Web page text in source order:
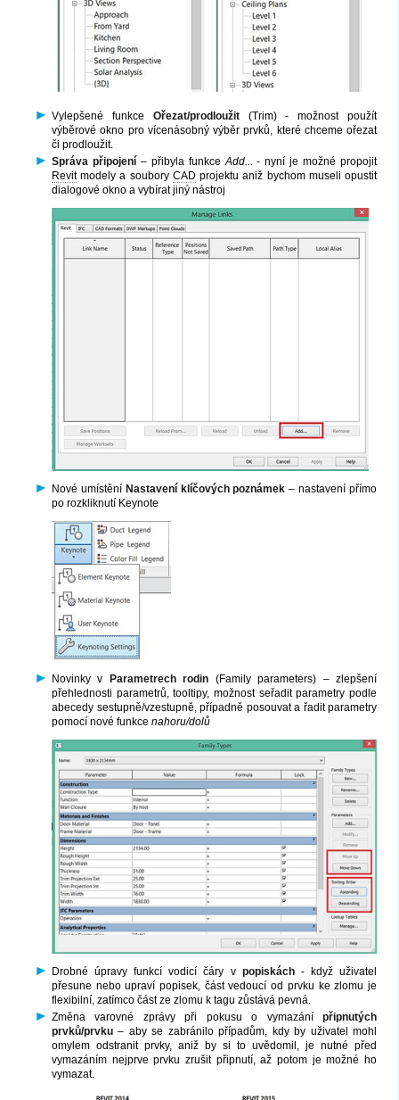
Vylepšené funkce Ořezat/prodloužit(Trim) - možnost použít
výběrové okno pro vícenásobný výběr prvků, které chceme ořezat
či prodloužit.
Správa připojení– přibyla funkceAdd... - nyní je možné propojit
Revitmodely a soubory CAD projektu aniž bychom museli opustit
dialogové okno a vybírat jiný nástroj
Nové umístění Nastavení klíčových poznámek – nastavení přímo
po rozkliknutí Keynote
Novinky v Parametrech rodin (Family parameters) – zlepšení
přehlednosti parametrů, tooltipy, možnost seřadit parametry podle
abecedy sestupně/vzestupně, případně posouvat a řadit parametry
pomocí nové funkce nahoru/dolů
Drobné úpravy funkcí vodicí čáry v popiskách- když uživatel
přesune nebo upraví popisek, část vedoucí od prvku ke zlomu je
flexibilní, zatímco část ze zlomu k tagu zůstává pevná.
Změna varovné zprávy při pokusu o vymazání připnutých
prvků/prvku – aby se zabránilo případům, kdy by uživatel mohl
omylem odstranit prvky, aniž by si to uvědomil, je nutné před
vymazáním nejprve prvku zrušit připnutí, až potom je možné ho
vymazat.